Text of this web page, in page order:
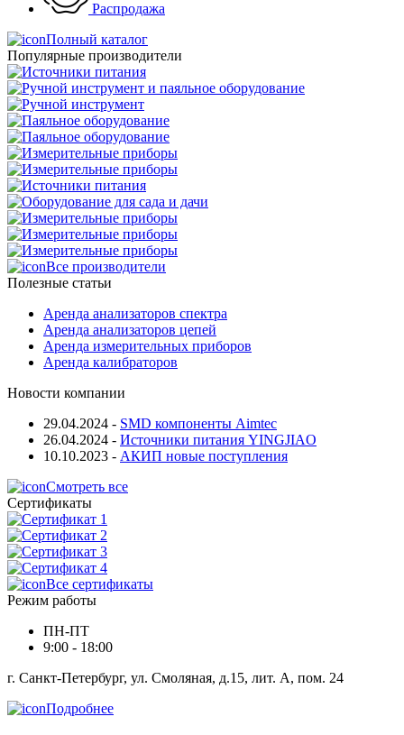
Распродажа
Полный каталог
Популярные производители
Все производители
Полезные статьи
Аренда анализаторов спектра
Аренда анализаторов цепей
Аренда измерительных приборов
Аренда калибраторов
Новости компании
29.04.2024 - SMD компоненты Aimtec
26.04.2024 - Источники питания YINGJIAO
10.10.2023 - АКИП новые поступления
Смотреть все
Сертификаты
Все сертификаты
Режим работы
ПН-ПТ
9:00 - 18:00
г. Санкт-Петербург, ул. Смоляная, д.15, лит. А, пом. 24
Подробнее